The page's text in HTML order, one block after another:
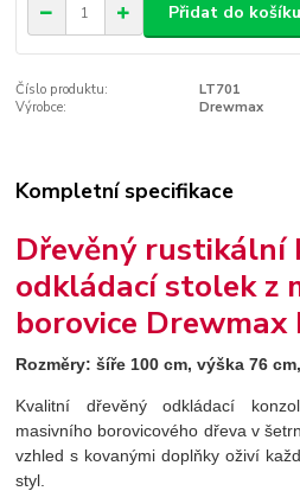
Přidat do košíku
Číslo produktu:
LT701
Výrobce:
Drewmax
Kompletní specifikace
Dřevěný rustikální
odkládací stolek z
borovice Drewmax
Rozměry:šíře 100 cm, výška 76
Kvalitní dřevěný odkládací
masivního borovicového dřeva v
vzhled s kovanými doplňky oživí
styl.